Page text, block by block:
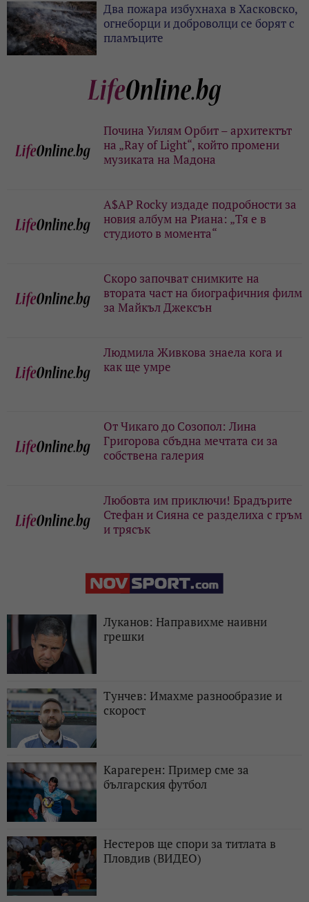
Два пожара избухнаха в Хасковско,
огнеборци и доброволци се борят с
пламъците
Почина Уилям Орбит – архитектът
на „Ray of Light“, който промени
музиката на Мадона
A$AP Rocky издаде подробности за
новия албум на Риана: „Тя е в
студиото в момента“
Скоро започват снимките на
втората част на биографичния филм
за Майкъл Джексън
Людмила Живкова знаела кога и
как ще умре
От Чикаго до Созопол: Лина
Григорова сбъдна мечтата си за
собствена галерия
Любовта им приключи! Брадърите
Стефан и Сияна се разделиха с гръм
и трясък
Луканов: Направихме наивни
грешки
Тунчев: Имахме разнообразие и
скорост
Карагерен: Пример сме за
българския футбол
Нестеров ще спори за титлата в
Пловдив (ВИДЕО)